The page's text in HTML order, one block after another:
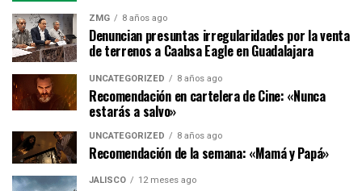
ZMG 8 años ago
Denuncian presuntas irregularidades por la venta
de terrenos a Caabsa Eagle en Guadalajara
UNCATEGORIZED 8 años ago
Recomendación en cartelera de Cine: «Nunca
estarás a salvo»
UNCATEGORIZED 8 años ago
Recomendación de la semana: «Mamá y Papá»
JALISCO 12 meses ago